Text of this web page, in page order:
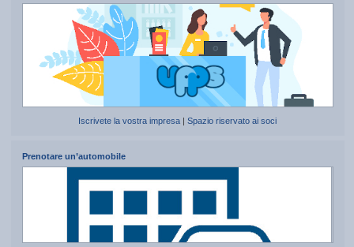
Iscrivete la vostra impresa |Spazio riservato ai soci
Prenotare un’automobile